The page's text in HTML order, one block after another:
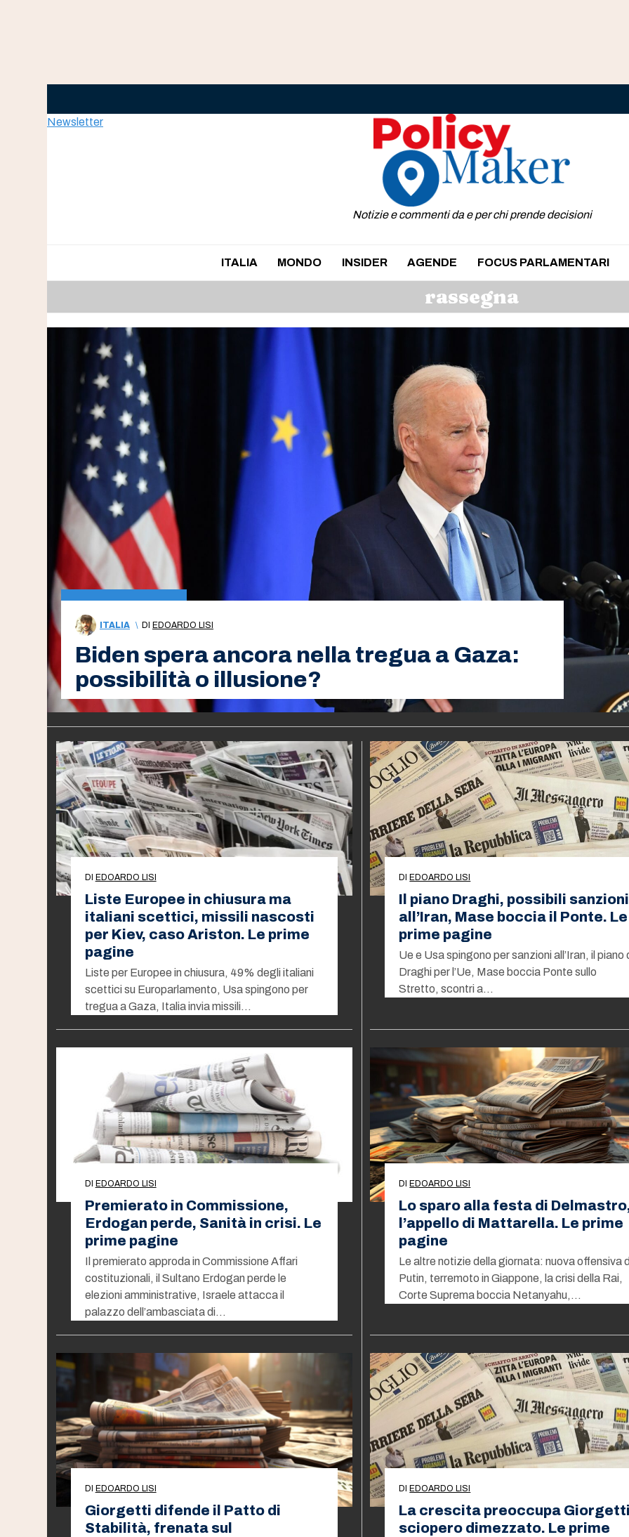
Newsletter
Notizie e commenti da e per chi prende decisioni
ITALIA MONDO INSIDER AGENDE FOCUS PARLAMENTARI
rassegna
ITALIA \ DI EDOARDO LISI
Biden spera ancora nella tregua a Gaza:
possibilità o illusione?
DI EDOARDO LISI
Liste Europee in chiusura ma
italiani scettici, missili nascosti
per Kiev, caso Ariston. Le prime
pagine
Liste per Europee in chiusura, 49% degli italiani
scettici su Europarlamento, Usa spingono per
tregua a Gaza, Italia invia missili…
DIEDOARDO LISI
Il piano Draghi, possibili sanzioni
all’Iran, Mase boccia il Ponte. Le
prime pagine
Ue e Usa spingono per sanzioni all’Iran, il piano
Draghi per l’Ue, Mase boccia Ponte sullo
Stretto, scontri a…
DI EDOARDO LISI
Premierato in Commissione,
Erdogan perde, Sanità in crisi. Le
prime pagine
Il premierato approda in Commissione Affari
costituzionali, il Sultano Erdogan perde le
elezioni amministrative, Israele attacca il
palazzo dell’ambasciata di…
DIEDOARDO LISI
Lo sparo alla festa di
l’appello di Mattarella. Le prime
pagine
Le altre notizie della giornata: nuova offensiva
Putin, terremoto in Giappone, la crisi della Rai,
Corte Suprema boccia Netanyahu,…
DI EDOARDO LISI
Giorgetti difende il Patto di
Stabilità, frenata sul
DI EDOARDO LISI
La crescita preoccupa
sciopero dimezzato. Le prime